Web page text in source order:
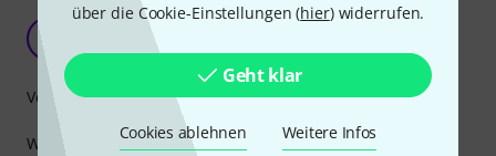
über die Cookie-Einstellungen (hier) widerrufen.
Geht klar
Cookies ablehnen Weitere Infos
Alles O.K.
Steven2157 08.11.2016
Wir nutzen das Kabel am Insert des Mischpults zur
Verarbeitung